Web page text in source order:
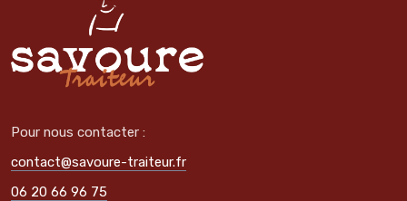
Pour nous contacter :
contact@savoure-traiteur.fr
06 20 66 96 75